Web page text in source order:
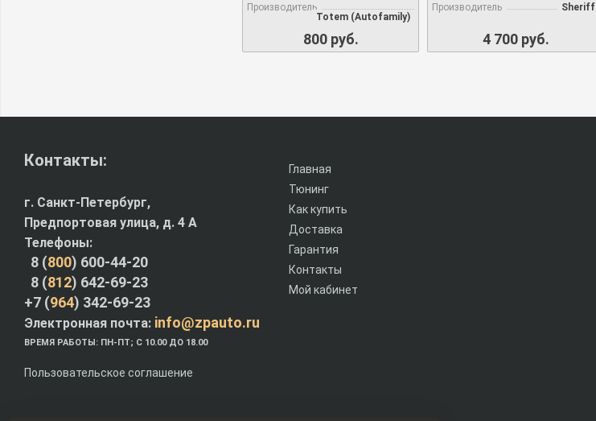
Производитель
Totem (Autofamily)
800 руб.
Производитель
Sheriff
4 700 руб.
Главная
Тюнинг
Как купить
Доставка
Гарантия
Контакты
Мой кабинет
Контакты:
г. Санкт-Петербург,
Предпортовая улица, д. 4 A
Телефоны:
8 (800) 600-44-20
8 (812) 642-69-23
+7 (964) 342-69-23
Электронная почта: info@zpauto.ru
ВРЕМЯ РАБОТЫ: ПН-ПТ; С 10.00 ДО 18.00
Пользовательское соглашение